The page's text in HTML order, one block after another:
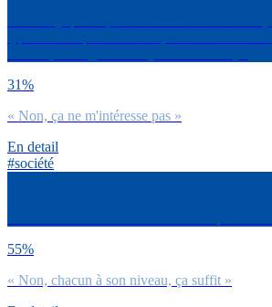
31%
« Non, ça ne m'intéresse pas »
En detail
#société
55%
« Non, chacun à son niveau, ça suffit »